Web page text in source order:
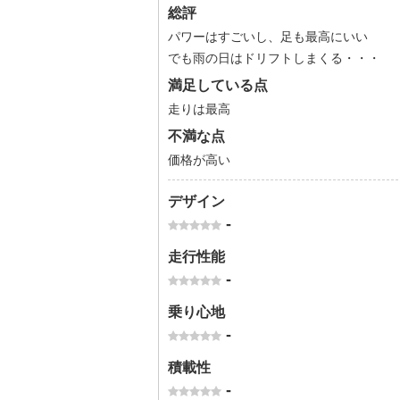
総評
パワーはすごいし、足も最高にいい
でも雨の日はドリフトしまくる・・・
満足している点
走りは最高
不満な点
価格が高い
デザイン
-
走行性能
-
乗り心地
-
積載性
-